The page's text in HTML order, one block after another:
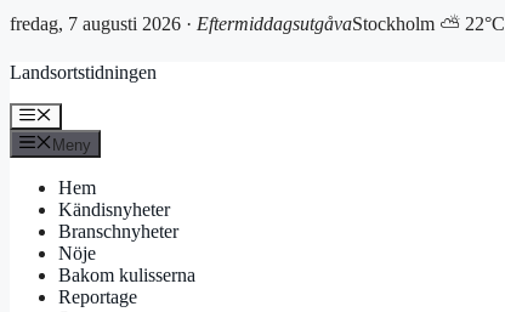
fredag, 7 augusti 2026 · EftermiddagsutgåvaStockholm ⛅ 22°C
till
Landsortstidningen
Meny
Meny
Hem
Kändisnyheter
Branschnyheter
Nöje
Bakom kulisserna
Reportage